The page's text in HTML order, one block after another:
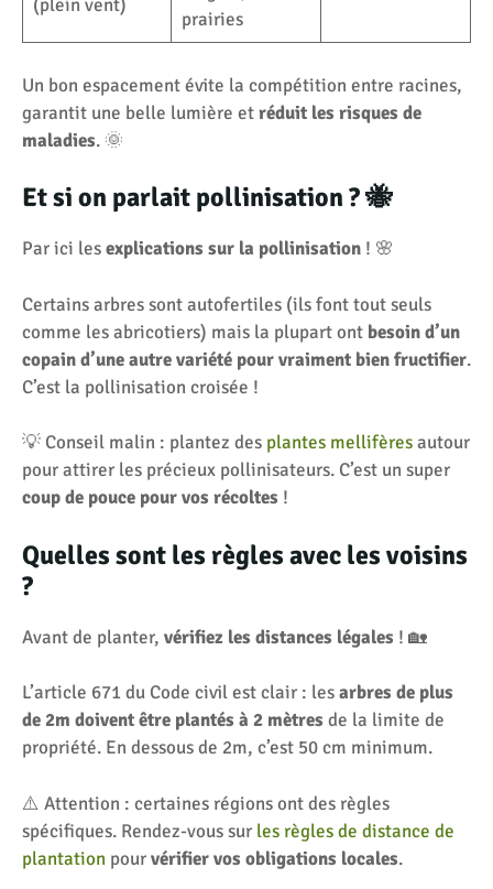
(plein vent)
prairies
Un bon espacement évite la compétition entre racines,
garantit une belle lumière etréduit les risques de
maladies. 🌞
Et si on parlait pollinisation ? 🐝
Par ici lesexplications sur la pollinisation ! 🌸
Certains arbres sont autofertiles (ils font tout seuls
comme les abricotiers) mais la plupart ont besoin d’un
copain d’une autre variété pour vraiment bien fructifier.
C’est la pollinisation croisée !
💡 Conseil malin : plantez des plantes mellifèresautour
pour attirer les précieux pollinisateurs. C’est un super
coup de pouce pour vos récoltes !
Quelles sont les règles avec les voisins
?
Avant de planter, vérifiez les distances légales ! 🏡
L’article 671 du Code civil est clair : lesarbres de plus
de 2m doivent être plantés à 2 mètres de la limite de
propriété. En dessous de 2m, c’est 50 cm minimum.
⚠️ Attention : certaines régions ont des règles
spécifiques. Rendez-vous sur les règles de distance de
plantation pourvérifier vos obligations locales.